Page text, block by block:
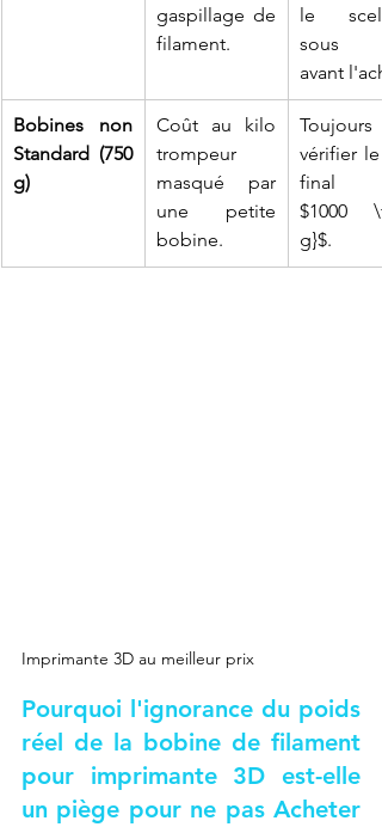
gaspillage de
filament.
le
sous
avant
Bobines non
Standard (750
g)
Coût au kilo
trompeur
masqué par
une petite
bobine.
Toujours
vérifier le
final
$1000
g}$.
Imprimante 3D au meilleur prix
Pourquoi l'ignorance du poids
réel de la bobine de filament
pour imprimante 3D est-elle
un piège pour ne pas Acheter